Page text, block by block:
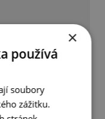
×
používá
soubory
zážitku.